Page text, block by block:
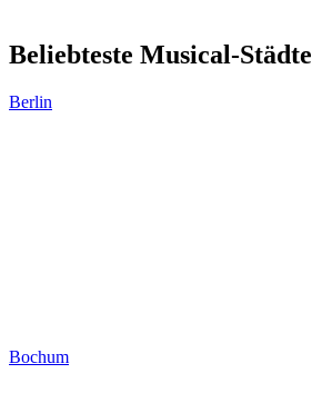
Beliebteste Musical-Städte
Berlin
Bochum